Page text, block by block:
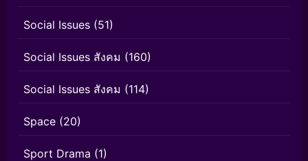
Social Issues (51)
Social Issues สังคม (160)
Social Issues สังคม (114)
Space (20)
Sport Drama (1)